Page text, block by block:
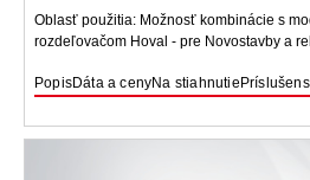
Oblasť použitia: Možnosť kombinácie s
rozdeľovačom Hoval - pre Novostavby a
PopisDáta a cenyNa stiahnutie